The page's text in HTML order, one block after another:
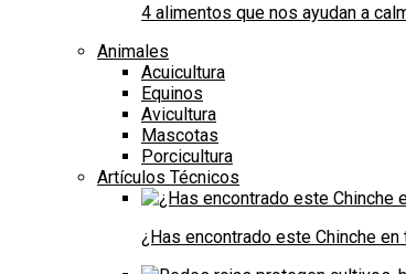
4 alimentos que nos ayudan a
Animales
Acuicultura
Equinos
Avicultura
Mascotas
Porcicultura
Artículos Técnicos
¿Has encontrado este Chinche